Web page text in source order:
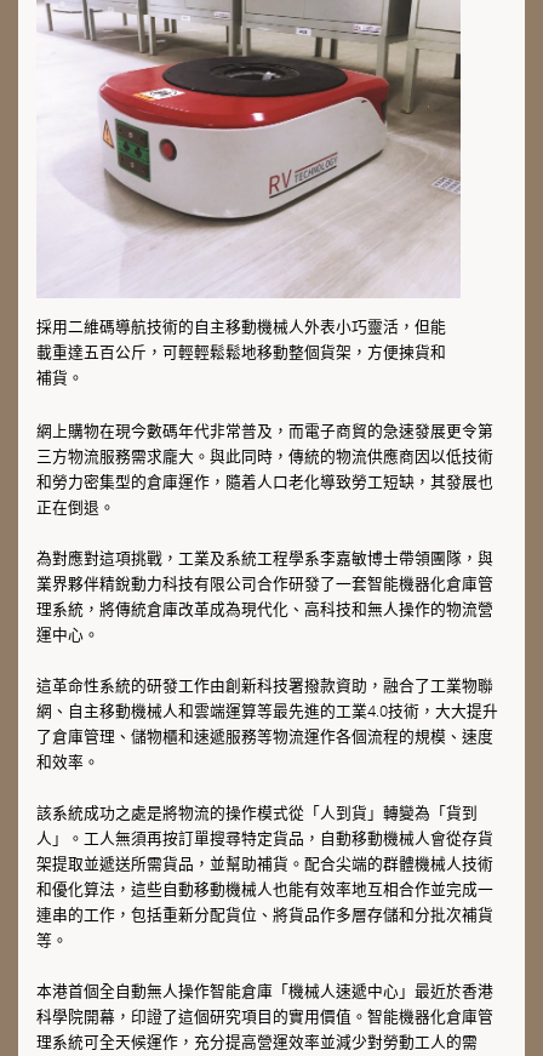
採用二維碼導航技術的自主移動機械人外表小巧靈活，但能
載重達五百公斤，可輕輕鬆鬆地移動整個貨架，方便揀貨和
補貨。
網上購物在現今數碼年代非常普及，而電子商貿的急速發展更令第
三方物流服務需求龐大。與此同時，傳統的物流供應商因以低技術
和勞力密集型的倉庫運作，隨着人口老化導致勞工短缺，其發展也
正在倒退。
為對應對這項挑戰，工業及系統工程學系李嘉敏博士帶領團隊，與
業界夥伴精銳動力科技有限公司合作研發了一套智能機器化倉庫管
理系統，將傳統倉庫改革成為現代化、高科技和無人操作的物流營
運中心。
這革命性系統的研發工作由創新科技署撥款資助，融合了工業物聯
網、自主移動機械人和雲端運算等最先進的工業4.0技術，大大提升
了倉庫管理、儲物櫃和速遞服務等物流運作各個流程的規模、速度
和效率。
該系統成功之處是將物流的操作模式從「人到貨」轉變為「貨到
人」。工人無須再按訂單搜尋特定貨品，自動移動機械人會從存貨
架提取並遞送所需貨品，並幫助補貨。配合尖端的群體機械人技術
和優化算法，這些自動移動機械人也能有效率地互相合作並完成一
連串的工作，包括重新分配貨位、將貨品作多層存儲和分批次補貨
等。
本港首個全自動無人操作智能倉庫「機械人速遞中心」最近於香港
科學院開幕，印證了這個研究項目的實用價值。智能機器化倉庫管
理系統可全天候運作，充分提高營運效率並減少對勞動工人的需